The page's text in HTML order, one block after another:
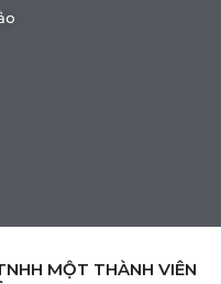
MỘT THÀNH VIÊN